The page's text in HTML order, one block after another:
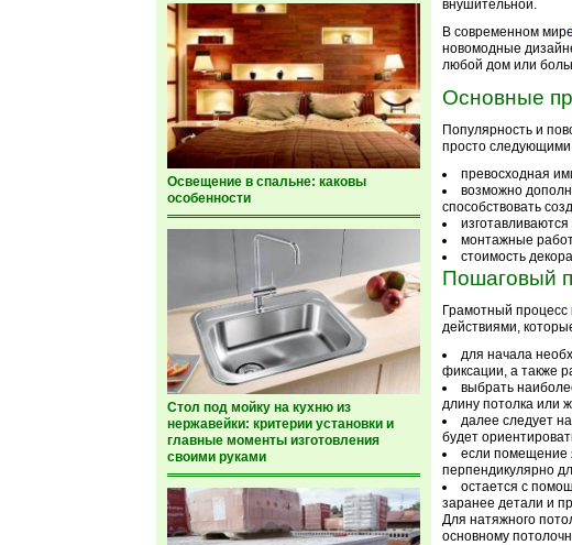
Освещение в спальне: каковы
особенности
Стол под мойку на кухню из
нержавейки: критерии установки и
главные моменты изготовления
своими руками
внушительной.
В современном мире
новомодные
любой дом или
Основные
Популярность и
просто
превосходная
возможно
способствовать
монтажные
стоимость
Пошаговый
Грамотный
действиями,
для начала
фиксации, а также
выбрать
длину потолка или
далее следует
будет
если помещение
перпендикулярно
остается с
заранее детали и
Для натяжного
основному